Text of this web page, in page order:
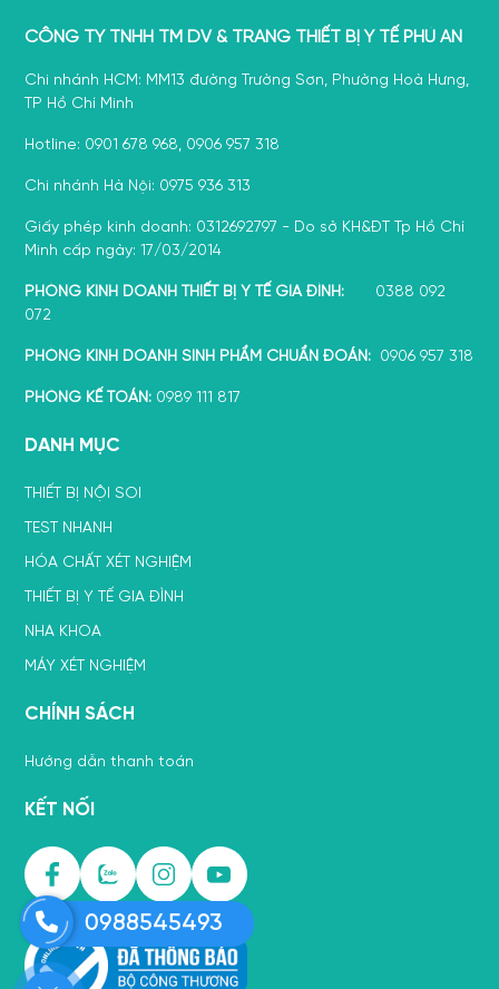
CÔNG TY TNHH TM DV & TRANG THIẾT BỊ Y TẾ PHÚ AN
Chi nhánh HCM: MM13 đường Trường Sơn, Phường Hoà Hưng,
TP Hồ Chí Minh
Hotline: 0901 678 968, 0906 957 318
Chi nhánh Hà Nội: 0975 936 313
Giấy phép kinh doanh: 0312692797 - Do sở KH&ĐT Tp Hồ Chí
Minh cấp ngày: 17/03/2014
PHÒNG KINH DOANH THIẾT BỊ Y TẾ GIA ĐÌNH: 0388 092
072
PHÒNG KINH DOANH SINH PHẨM CHUẨN ĐOÁN: 0906 957 318
PHÒNG KẾ TOÁN: 0989 111 817
DANH MỤC
THIẾT BỊ NỘI SOI
TEST NHANH
HÓA CHẤT XÉT NGHIỆM
THIẾT BỊ Y TẾ GIA ĐÌNH
NHA KHOA
MÁY XÉT NGHIỆM
CHÍNH SÁCH
Hướng dẫn thanh toán
KẾT NỐI
0988545493